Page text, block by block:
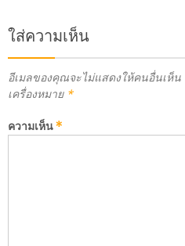
ใส่ความเห็น
อีเมลของคุณจะไม่แสดงให้คนอื่นเห็น
เครื่องหมาย *
ความเห็น*